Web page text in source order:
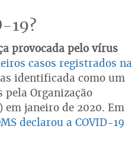
19?
provocada pelo vírus
casos registrados na
identificada como um
Organização
em janeiro de 2020. Em
declarou a COVID-19